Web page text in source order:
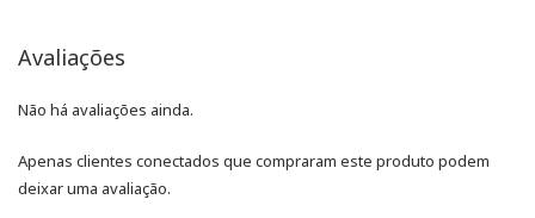
Avaliações
Não há avaliações ainda.
Apenas clientes conectados que compraram este produto podem
deixar uma avaliação.